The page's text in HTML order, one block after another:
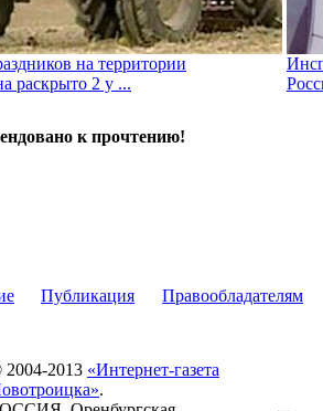
на территории
раскрыто 2 у ...
к прочтению!
Публикация Правообладателям
2013 «Интернет-газета
.